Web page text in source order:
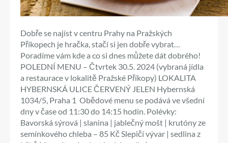
Dobře se najíst v centru Prahy na Pražských
Příkopech je hračka, stačí si jen dobře vybrat…
Poradíme vám kde a co si dnes můžete dát dobrého!
POLEDNÍ MENU – Čtvrtek 30.5. 2024 (vybraná jídla
a restaurace v lokalitě Pražské Příkopy) LOKALITA
HYBERNSKÁ ULICE ČERVENÝ JELEN Hybernská
1034/5, Praha 1 Obědové menu se podává ve všední
dny v čase od 11:30 do 14:15 hodin. Polévky:
Bavorská sýrová | slanina | jablečný mošt | krutóny ze
semínkového chleba – 85 Kč Slepičí vývar | sedlina z